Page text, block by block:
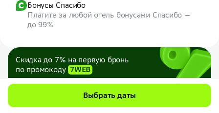
Бонусы Спасибо
Платите за любой отель бонусами Спасибо —
до 99%
Скидка до 7% на первую бронь
по промокоду 7WEB
Максимум — 1000 ₽
Выбрать даты